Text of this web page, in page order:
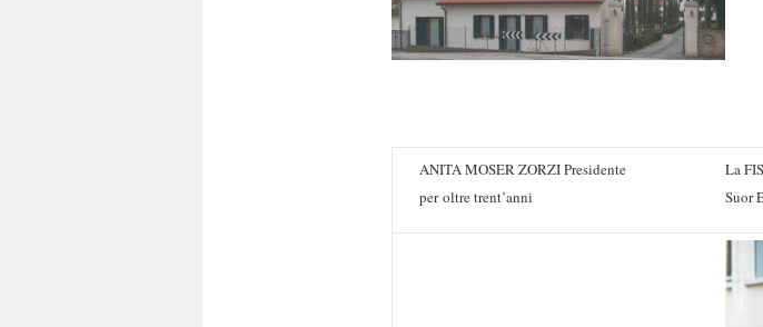
ANITA MOSER ZORZI Presidente
per oltre trent’anni
La
Suor